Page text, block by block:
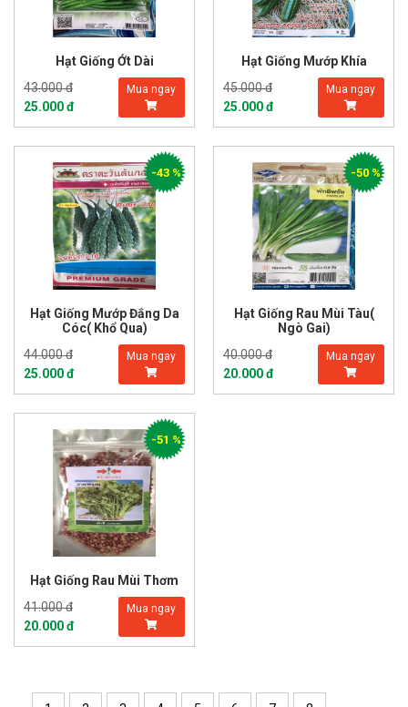
Hạt Giống Ớt Dài
43.000 đ
25.000 đ
Mua ngay
Hạt Giống Mướp Khía
45.000 đ
25.000 đ
Mua ngay
Hạt Giống Mướp Đắng Da
Cóc( Khổ Qua)
44.000 đ
25.000 đ
Mua ngay
-43 %
Hạt Giống Rau Mùi Tàu(
Ngò Gai)
40.000 đ
20.000 đ
Mua ngay
-50 %
Hạt Giống Rau Mùi Thơm
41.000 đ
20.000 đ
Mua ngay
-51 %